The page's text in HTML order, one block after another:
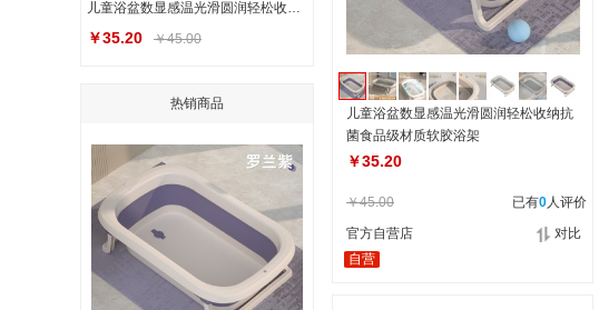
儿童浴盆数显感温光滑圆润轻松收纳抗菌食品级材质软胶浴架
￥35.20 ￥45.00
热销商品
儿童浴盆数显感温光滑圆润轻松收纳抗
菌食品级材质软胶浴架
￥35.20
￥45.00 已有0人评价
官方自营店
对比
自营